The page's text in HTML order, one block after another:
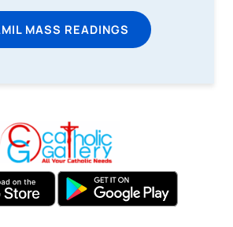
MASS READINGS